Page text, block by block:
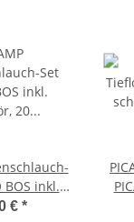
BOS inkl.
1/2 Zoll,
€ *